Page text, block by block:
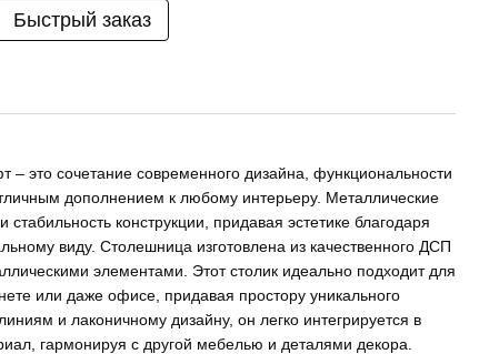
Быстрый заказ
– это сочетание современного дизайна, функциональности
дополнением к любому интерьеру. Металлические
конструкции, придавая эстетике благодаря
виду. Столешница изготовлена из качественного ДСП
элементами. Этот столик идеально подходит для
или даже офисе, придавая простору уникального
и лаконичному дизайну, он легко интегрируется в
гармонируя с другой мебелью и деталями декора.